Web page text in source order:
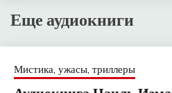
Еще аудиокниги
Мистика, ужасы, триллеры